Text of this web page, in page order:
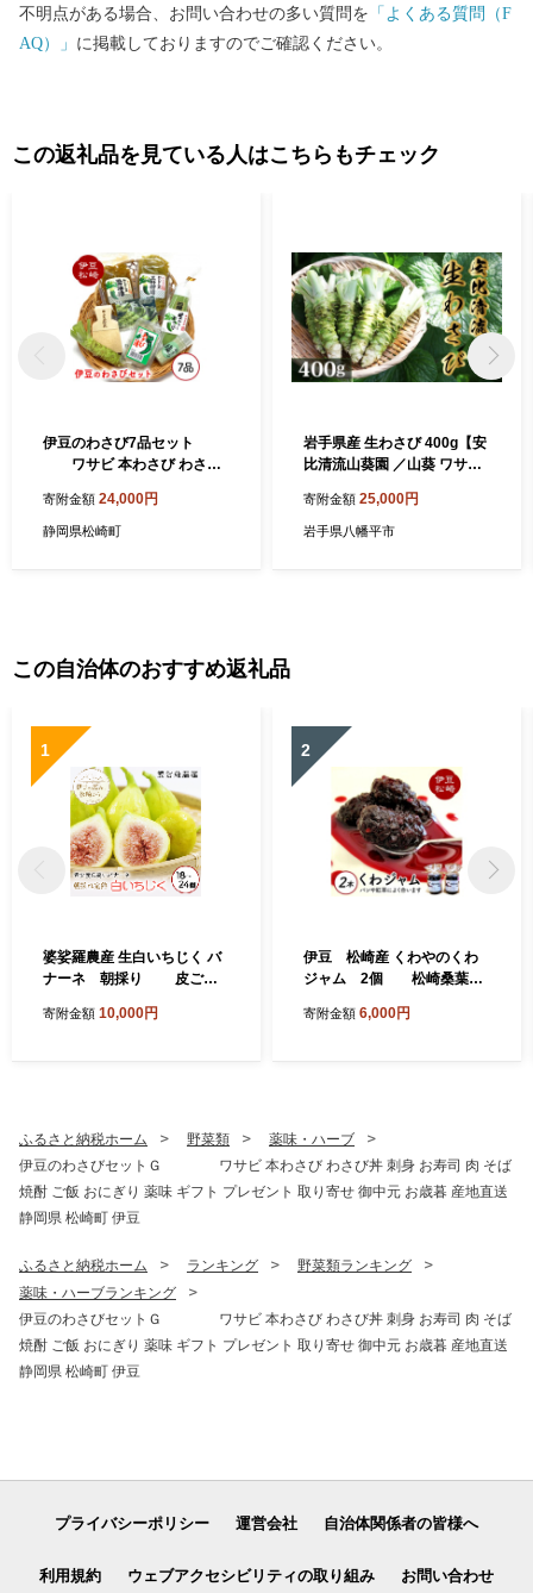
不明点がある場合、お問い合わせの多い質問を 「よくある質問（F
AQ）」 に掲載しておりますのでご確認ください。
この返礼品を見ている人はこちらもチェック
伊豆のわさび7品セット
ワサビ 本わさび わさび
ご飯 おにぎり 薬味 ギフト プ
レゼント 取り寄せ 御中元 お
寄附金額 24,000円
静岡県松崎町
岩手県産 生わさび 400g【安
比清流山葵園 ／山葵 ワサビ
産地直送 新鮮 調味料 刺身 ス
テーキ お肉 蕎麦 和え物 漬け
寄附金額 25,000円
岩手県八幡平市
この自治体のおすすめ返礼品
1
婆娑羅農産 生白いちじく バ
ナーネ 朝採り 皮ごと
子 デザート スイーツ 料理 サ
寄附金額 10,000円
2
伊豆 松崎産 くわやのくわ
ジャム 2個 松崎桑葉フ
む 果肉 朝食 朝ごはん ヨーグ
利 静岡県 伊豆 松崎
寄附金額 6,000円
ふるさと納税ホーム 野菜類
薬味・ハーブ
伊豆のわさびセットＧ ワサビ 本わさび わさび丼 刺身 お寿司 肉 そば
焼酎 ご飯 おにぎり 薬味 ギフト プレゼント 取り寄せ 御中元 お歳暮 産地直送
静岡県 松崎町 伊豆
ふるさと納税ホーム ランキング
野菜類ランキング
薬味・ハーブランキング
伊豆のわさびセットＧ ワサビ 本わさび わさび丼 刺身 お寿司 肉 そば
焼酎 ご飯 おにぎり 薬味 ギフト プレゼント 取り寄せ 御中元 お歳暮 産地直送
静岡県 松崎町 伊豆
プライバシーポリシー 運営会社 自治体関係者の皆様へ
利用規約 ウェブアクセシビリティの取り組み お問い合わせ